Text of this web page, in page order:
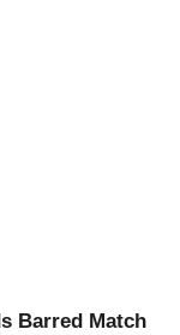
Barred Match